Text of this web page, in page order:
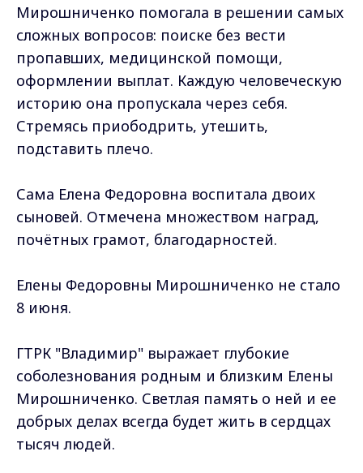
Мирошниченко помогала в решении самых
сложных вопросов: поиске без вести
пропавших, медицинской помощи,
оформлении выплат. Каждую человеческую
историю она пропускала через себя.
Стремясь приободрить, утешить,
подставить плечо.
Сама Елена Федоровна воспитала двоих
сыновей. Отмечена множеством наград,
почётных грамот, благодарностей.
Елены Федоровны Мирошниченко не стало
8 июня.
ГТРК "Владимир" выражает глубокие
соболезнования родным и близким Елены
Мирошниченко. Светлая память о ней и ее
добрых делах всегда будет жить в сердцах
тысяч людей.